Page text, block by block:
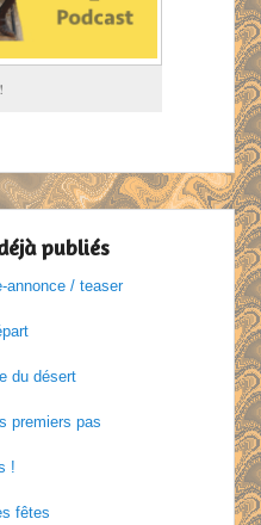
publiés
annonce / teaser
du désert
premiers pas
!
fêtes